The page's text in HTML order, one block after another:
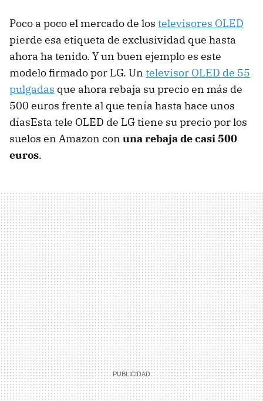
Poco a poco el mercado de los televisores OLED
pierde esa etiqueta de exclusividad que hasta
ahora ha tenido. Y un buen ejemplo es este
modelo firmado por LG. Un televisor OLED de 55
pulgadas que ahora rebaja su precio en más de
500 euros frente al que tenía hasta hace unos
díasEsta tele OLED de LG tiene su precio por los
suelos en Amazon con una rebaja de casi 500
euros.